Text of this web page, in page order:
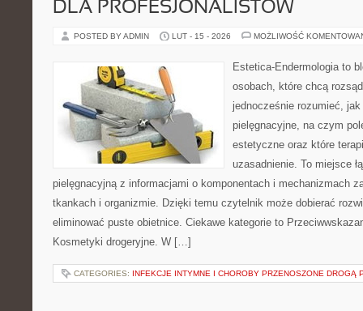
DLA PROFESJONALISTÓW
POSTED BY ADMIN LUT - 15 - 2026 MOŻLIWOŚĆ
Estetica-Endermologia to
osobach, które chcą
jednocześnie rozumieć, jak
pielęgnacyjne, na czym
estetyczne oraz które
uzasadnienie. To miejsce
pielęgnacyjną z informacjami o komponentach i mechanizmach
tkankach i organizmie. Dzięki temu czytelnik może dobierać
eliminować puste obietnice. Ciekawe kategorie to
Kosmetyki drogeryjne. W […]
CATEGORIES: INFEKCJE INTYMNE I CHOROBY PRZENOSZONE DROGĄ